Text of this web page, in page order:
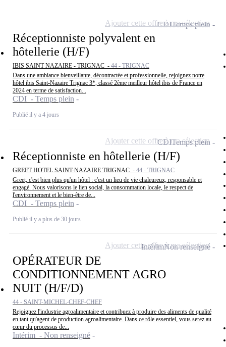
Réceptionniste polyvalent en
hôtellerie (H/F)
IBIS SAINT NAZAIRE - TRIGNAC - 44 - TRIGNAC
Dans une ambiance bienveillante, décontractée et professionnelle, rejoignez notre
hôtel ibis Saint-Nazaire Trignac 3*, classé 2ème meilleur hôtel ibis de France en
2024 en terme de satisfaction...
CDI - Temps plein
Publié il y a 4 jours
CDITemps plein
Ajouter cette offre à ma sélection
Réceptionniste en hôtellerie (H/F)
GREET HOTEL SAINT-NAZAIRE TRIGNAC - 44 - TRIGNAC
Greet, c'est bien plus qu'un hôtel : c'est un lieu de vie chaleureux, responsable et
engagé. Nous valorisons le lien social, la consommation locale, le respect de
l'environnement et le bien-être de...
CDI - Temps plein
Publié il y a plus de 30 jours
CDITemps plein
Ajouter cette offre à ma sélection
OPÉRATEUR DE
CONDITIONNEMENT AGRO
NUIT (H/F/D)
44 - SAINT-MICHEL-CHEF-CHEF
Rejoignez l'industrie agroalimentaire et contribuez à produire des aliments de qualité
en tant qu'agent de production agroalimentaire. Dans ce rôle essentiel, vous serez au
cœur du processus de...
Intérim - Non renseigné
IntérimNon renseigné
Ajouter cette offre à ma sélection